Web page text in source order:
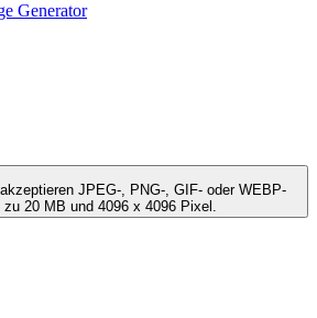
Generator
JPEG-, PNG-, GIF- oder WEBP-
20 MB und 4096 x 4096 Pixel.